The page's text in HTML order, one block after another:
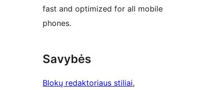
fast and optimized for all mobile
phones.
Savybės
Blokų redaktoriaus stiliai